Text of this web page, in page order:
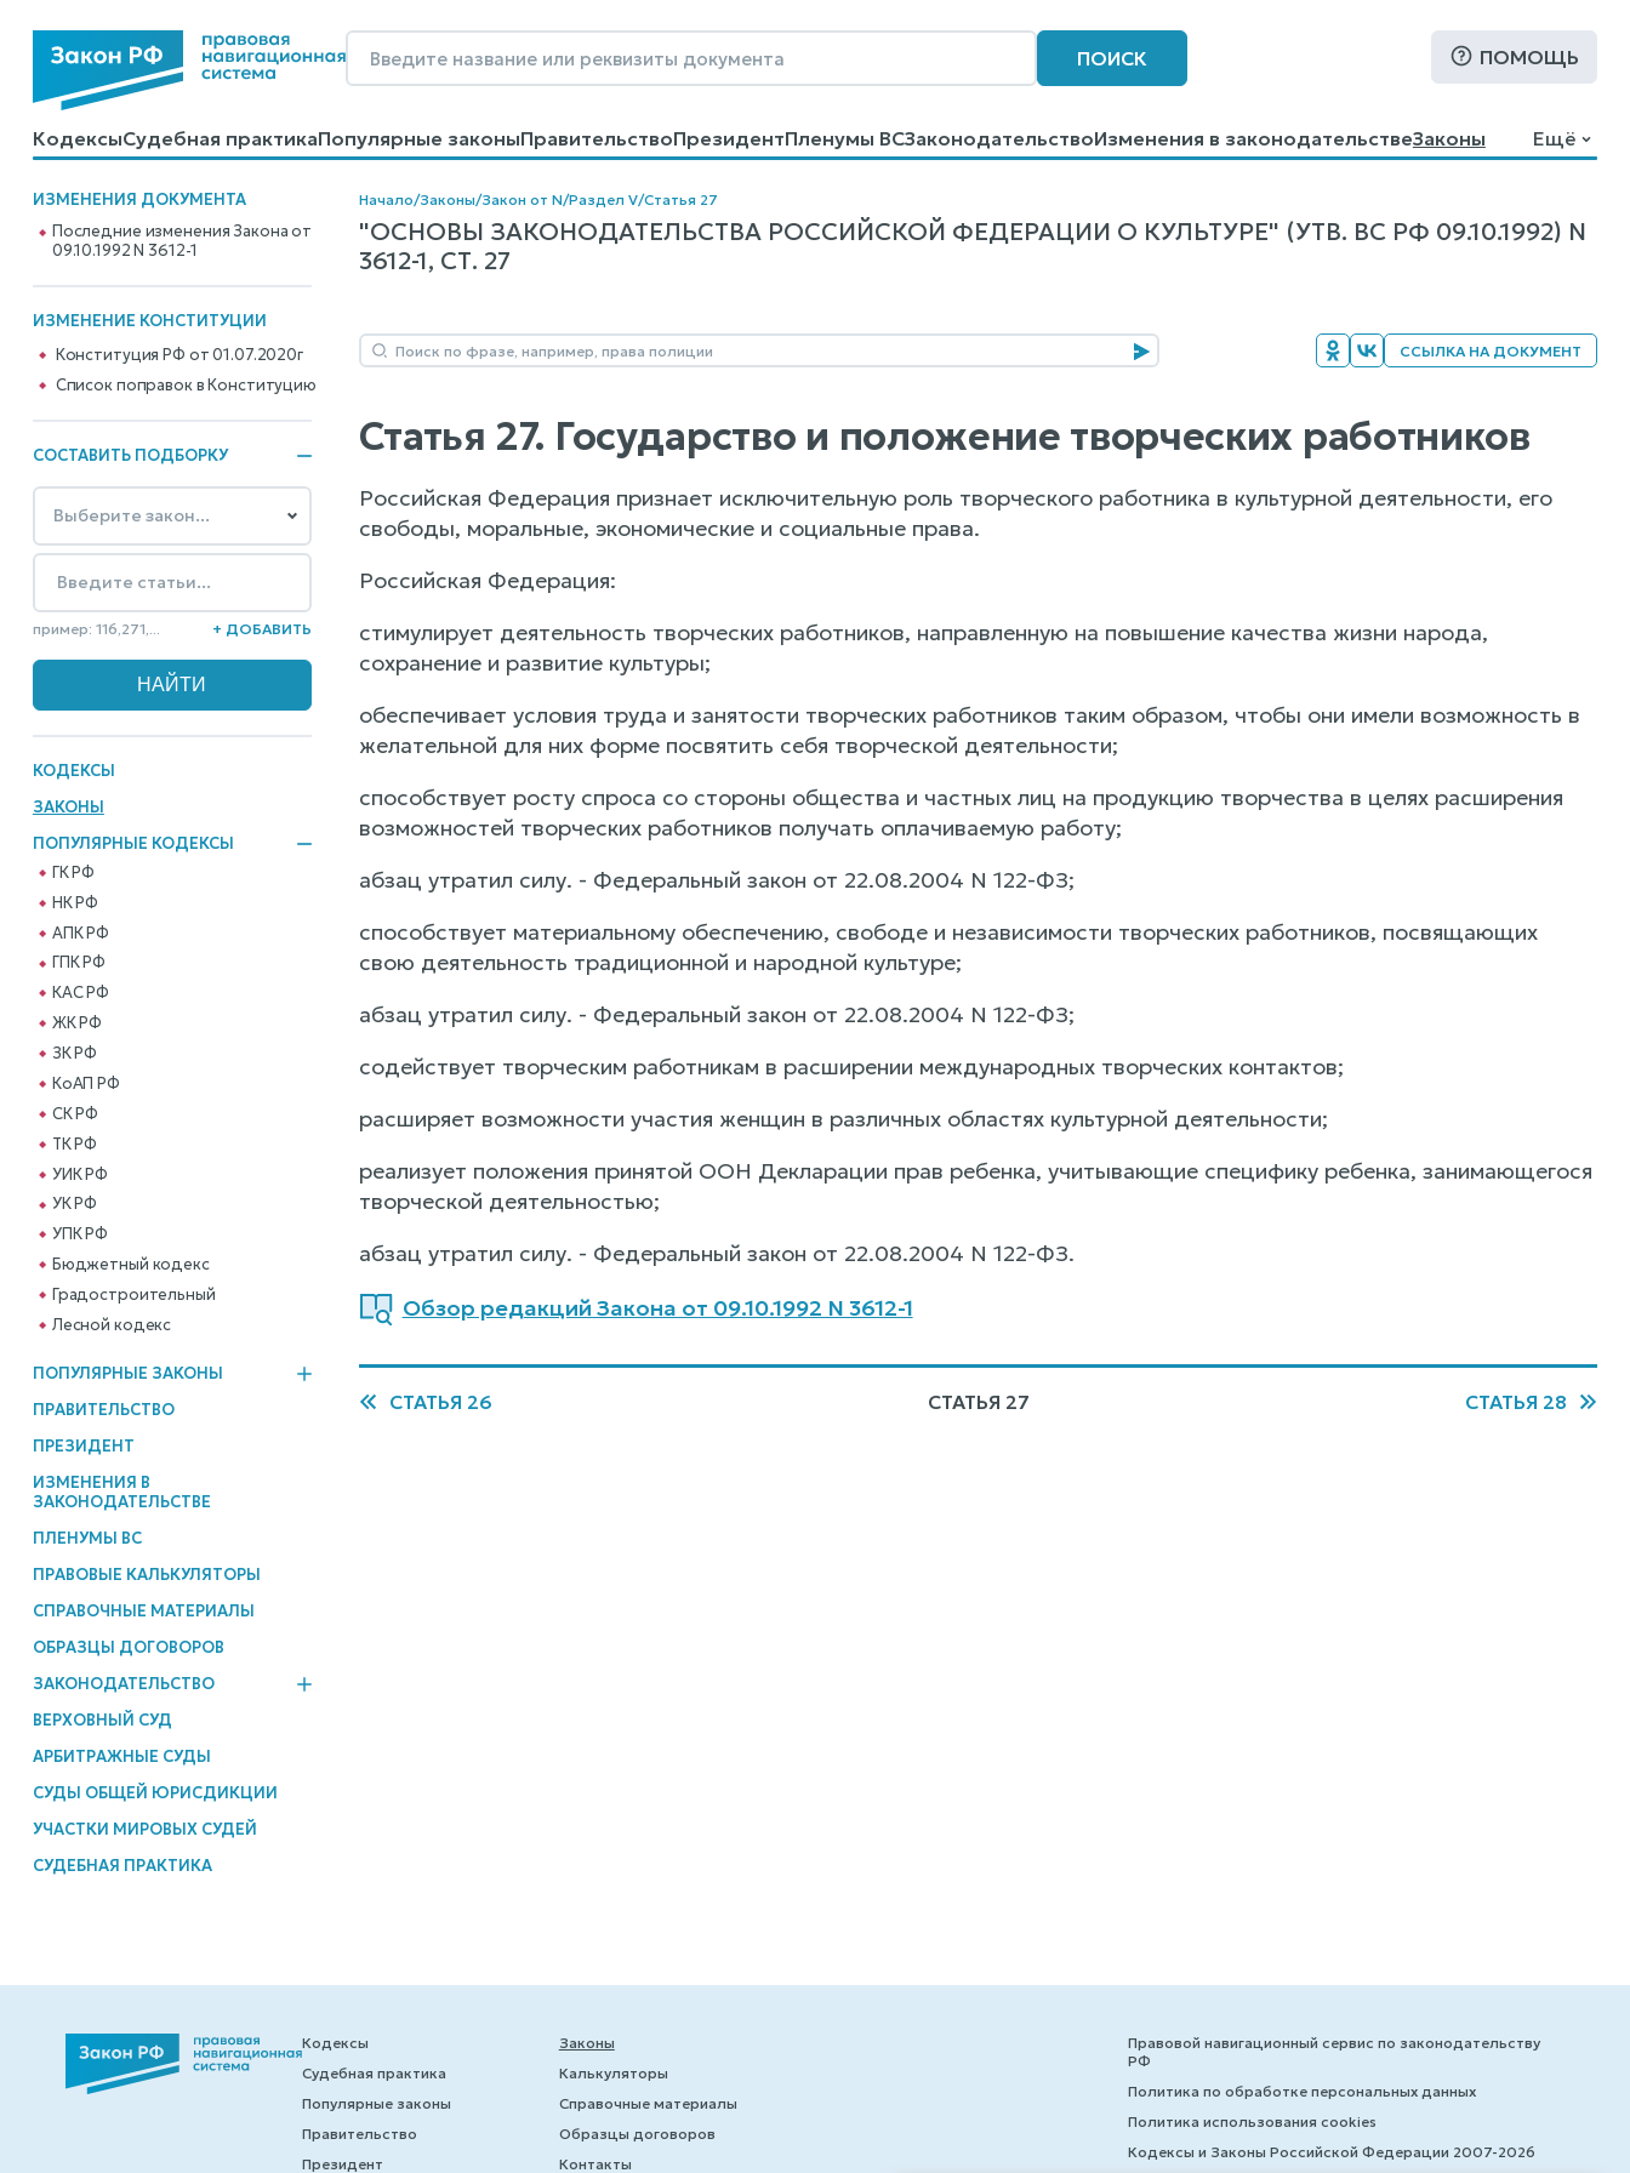
ПОИСК ПОМОЩЬ
КодексыСудебная практикаПопулярные законыПравительствоПрезидентПленумы ВСЗаконодательствоИзменения в законодательствеЗаконы
КалькуляторыСправочные материалыОбразцы договоровКонтактыПомощьПоиск
Ещё
ИЗМЕНЕНИЯ ДОКУМЕНТА
Последние изменения Закона от
09.10.1992 N 3612-1
ИЗМЕНЕНИЕ КОНСТИТУЦИИ
Конституция РФ от 01.07.2020г
Cписок поправок в Конституцию
СОСТАВИТЬ ПОДБОРКУ
пример: 116,271,... + ДОБАВИТЬ
КОДЕКСЫ
ЗАКОНЫ
ПОПУЛЯРНЫЕ КОДЕКСЫ
ГК РФ
НК РФ
АПК РФ
ГПК РФ
КАС РФ
ЖК РФ
ЗК РФ
КоАП РФ
СК РФ
ТК РФ
УИК РФ
УК РФ
УПК РФ
Бюджетный кодекс
Градостроительный
Лесной кодекс
ПОПУЛЯРНЫЕ ЗАКОНЫ
ПРАВИТЕЛЬСТВО
ПРЕЗИДЕНТ
ИЗМЕНЕНИЯ В
ЗАКОНОДАТЕЛЬСТВЕ
ПЛЕНУМЫ ВС
ПРАВОВЫЕ КАЛЬКУЛЯТОРЫ
СПРАВОЧНЫЕ МАТЕРИАЛЫ
ОБРАЗЦЫ ДОГОВОРОВ
ЗАКОНОДАТЕЛЬСТВО
ВЕРХОВНЫЙ СУД
АРБИТРАЖНЫЕ СУДЫ
СУДЫ ОБЩЕЙ ЮРИСДИКЦИИ
УЧАСТКИ МИРОВЫХ СУДЕЙ
СУДЕБНАЯ ПРАКТИКА
Начало/Законы/Закон от N/Раздел V/Статья 27
"ОСНОВЫ ЗАКОНОДАТЕЛЬСТВА РОССИЙСКОЙ ФЕДЕРАЦИИ О КУЛЬТУРЕ" (УТВ. ВС РФ 09.10.1992) N
3612-1, СТ. 27
ССЫЛКА НА ДОКУМЕНТ
Статья 27. Государство и положение творческих работников
Российская Федерация признает исключительную роль творческого работника в культурной деятельности, его
свободы, моральные, экономические и социальные права.
Российская Федерация:
стимулирует деятельность творческих работников, направленную на повышение качества жизни народа,
сохранение и развитие культуры;
обеспечивает условия труда и занятости творческих работников таким образом, чтобы они имели возможность в
желательной для них форме посвятить себя творческой деятельности;
способствует росту спроса со стороны общества и частных лиц на продукцию творчества в целях расширения
возможностей творческих работников получать оплачиваемую работу;
абзац утратил силу. - Федеральный закон от 22.08.2004 N 122-ФЗ;
способствует материальному обеспечению, свободе и независимости творческих работников, посвящающих
свою деятельность традиционной и народной культуре;
абзац утратил силу. - Федеральный закон от 22.08.2004 N 122-ФЗ;
содействует творческим работникам в расширении международных творческих контактов;
расширяет возможности участия женщин в различных областях культурной деятельности;
реализует положения принятой ООН Декларации прав ребенка, учитывающие специфику ребенка, занимающегося
творческой деятельностью;
абзац утратил силу. - Федеральный закон от 22.08.2004 N 122-ФЗ.
Обзор редакций Закона от 09.10.1992 N 3612-1
СТАТЬЯ 26 СТАТЬЯ 27 СТАТЬЯ 28
Кодексы
Судебная практика
Популярные законы
Правительство
Президент
Законы
Калькуляторы
Справочные материалы
Образцы договоров
Контакты
Правовой навигационный сервис по законодательству
РФ
Политика по обработке персональных данных
Политика использования cookies
Кодексы и Законы Российской Федерации 2007-2026